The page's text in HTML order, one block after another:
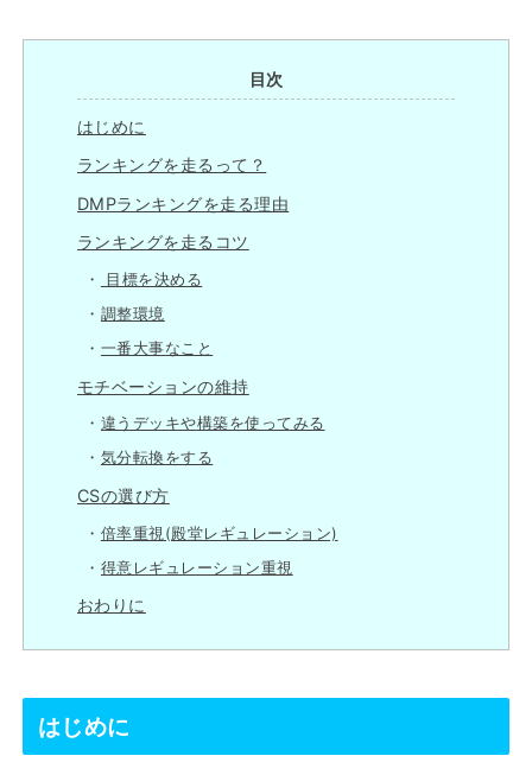
目次
はじめに
ランキングを走るって？
DMPランキングを走る理由
ランキングを走るコツ
目標を決める
調整環境
一番大事なこと
モチベーションの維持
違うデッキや構築を使ってみる
気分転換をする
CSの選び方
倍率重視(殿堂レギュレーション)
得意レギュレーション重視
おわりに
はじめに